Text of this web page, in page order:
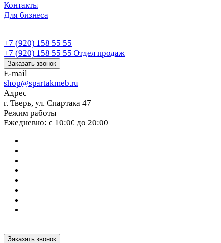
Контакты
Для бизнеса
+7 (920) 158 55 55
+7 (920) 158 55 55 Отдел продаж
Заказать звонок
E-mail
shop@spartakmeb.ru
Адрес
г. Тверь, ул. Спартака 47
Режим работы
Ежедневно: с 10:00 до 20:00
Заказать звонок